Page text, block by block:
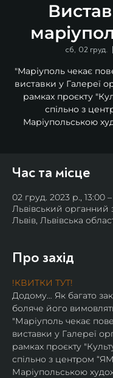
сб, 02 груд.
  |
"Маріуполь чекає
виставки у Галереї
рамках проєкту
спільно з
Маріупольською
Час та місце
02 груд. 2023 р., 13:00
Львівський органний
Львів, Львівська
Про захід
!КВИТКИ ТУТ!
Додому… Як багато
боляче його
"Маріуполь чекає
виставки у Галереї
рамках проєкту
спільно з центром
Маріупольською